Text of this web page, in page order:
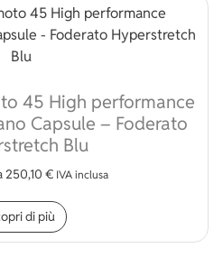
45 High performance
Capsule – Foderato
Blu
250,10 € IVA inclusa
di più